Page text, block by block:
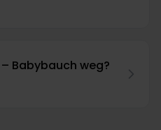
Babybauch weg?